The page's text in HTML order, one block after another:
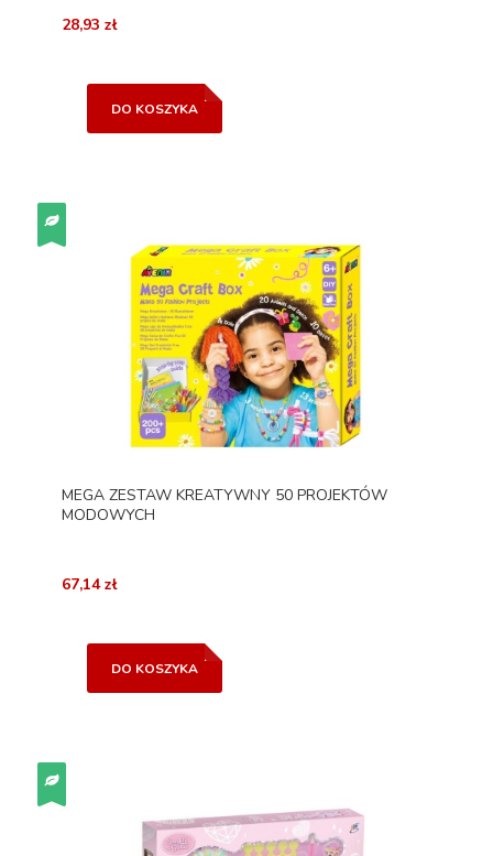
28,93 zł
DO KOSZYKA
MEGA ZESTAW KREATYWNY 50 PROJEKTÓW
MODOWYCH
67,14 zł
DO KOSZYKA